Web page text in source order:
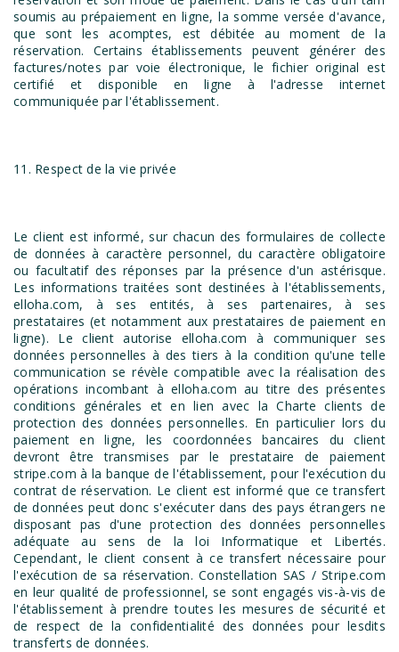
soumis au prépaiement en ligne, la somme versée d'avance,
que sont les acomptes, est débitée au moment de la
réservation. Certains établissements peuvent générer des
factures/notes par voie électronique, le fichier original est
certifié et disponible en ligne à l'adresse internet
communiquée par l'établissement.
11. Respect de la vie privée
Le client est informé, sur chacun des formulaires de collecte
de données à caractère personnel, du caractère obligatoire
ou facultatif des réponses par la présence d'un astérisque.
Les informations traitées sont destinées à l'établissements,
elloha.com, à ses entités, à ses partenaires, à ses
prestataires (et notamment aux prestataires de paiement en
ligne). Le client autorise elloha.com à communiquer ses
données personnelles à des tiers à la condition qu'une telle
communication se révèle compatible avec la réalisation des
opérations incombant à elloha.com au titre des présentes
conditions générales et en lien avec la Charte clients de
protection des données personnelles. En particulier lors du
paiement en ligne, les coordonnées bancaires du client
devront être transmises par le prestataire de paiement
stripe.com à la banque de l'établissement, pour l'exécution du
contrat de réservation. Le client est informé que ce transfert
de données peut donc s'exécuter dans des pays étrangers ne
disposant pas d'une protection des données personnelles
adéquate au sens de la loi Informatique et Libertés.
Cependant, le client consent à ce transfert nécessaire pour
l'exécution de sa réservation. Constellation SAS / Stripe.com
en leur qualité de professionnel, se sont engagés vis-à-vis de
l'établissement à prendre toutes les mesures de sécurité et
de respect de la confidentialité des données pour lesdits
transferts de données.